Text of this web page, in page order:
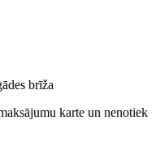
brīža
karte un nenotiek